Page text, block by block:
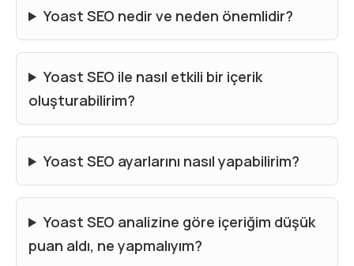
Yoast SEO nedir ve neden önemlidir?
Yoast SEO ile nasıl etkili bir içerik
oluşturabilirim?
Yoast SEO ayarlarını nasıl yapabilirim?
Yoast SEO analizine göre içeriğim düşük
puan aldı, ne yapmalıyım?